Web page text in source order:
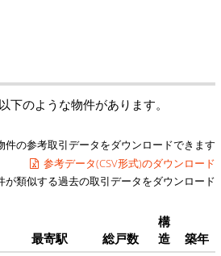
下のような物件があります。
件の参考取引データをダウンロードできます
参考データ(CSV形式)のダウンロード
が類似する過去の取引データをダウンロード
最寄駅 総戸数
構
造
築年